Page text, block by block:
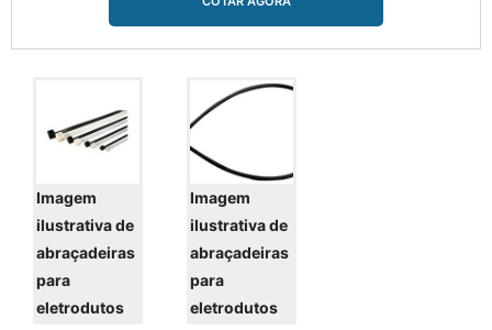
a líder em qualidade.MAIS SOBRE
PREÇO DE LEITO PARA CABOS
ELÉTRICOSSe alguém busca por
preço de leito para cabos elétricos em
uma empresa que preza pela
segurança, encontra na internet a
Imagem
ilustrativa de
abraçadeiras
para
eletrodutos
Imagem
ilustrativa de
abraçadeiras
para
eletrodutos